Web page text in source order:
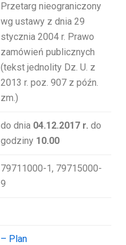
Przetarg nieograniczony
wg ustawy z dnia 29
stycznia 2004 r. Prawo
zamówień publicznych
(tekst jednolity Dz. U. z
2013 r. poz. 907 z późn.
zm.)
do dnia 04.12.2017 r. do
godziny 10.00
79711000-1, 79715000-
9
– Plan